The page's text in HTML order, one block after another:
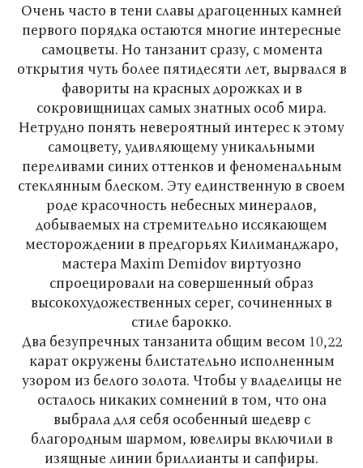
Очень часто в тени славы драгоценных камней
первого порядка остаются многие интересные
самоцветы. Но танзанит сразу, с момента
открытия чуть более пятидесяти лет, вырвался в
фавориты на красных дорожках и в
сокровищницах самых знатных особ мира.
Нетрудно понять невероятный интерес к этому
самоцвету, удивляющему уникальными
переливами синих оттенков и феноменальным
стеклянным блеском. Эту единственную в своем
роде красочность небесных минералов,
добываемых на стремительно иссякающем
месторождении в предгорьях Килиманджаро,
мастера Maxim Demidov виртуозно
спроецировали на совершенный образ
высокохудожественных серег, сочиненных в
стиле барокко.
Два безупречных танзанита общим весом 10,22
карат окружены блистательно исполненным
узором из белого золота. Чтобы у владелицы не
осталось никаких сомнений в том, что она
выбрала для себя особенный шедевр с
благородным шармом, ювелиры включили в
изящные линии бриллианты и сапфиры.